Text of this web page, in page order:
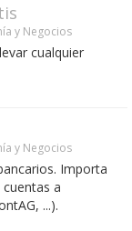
y Negocios
cualquier
y Negocios
Importa
a
...).